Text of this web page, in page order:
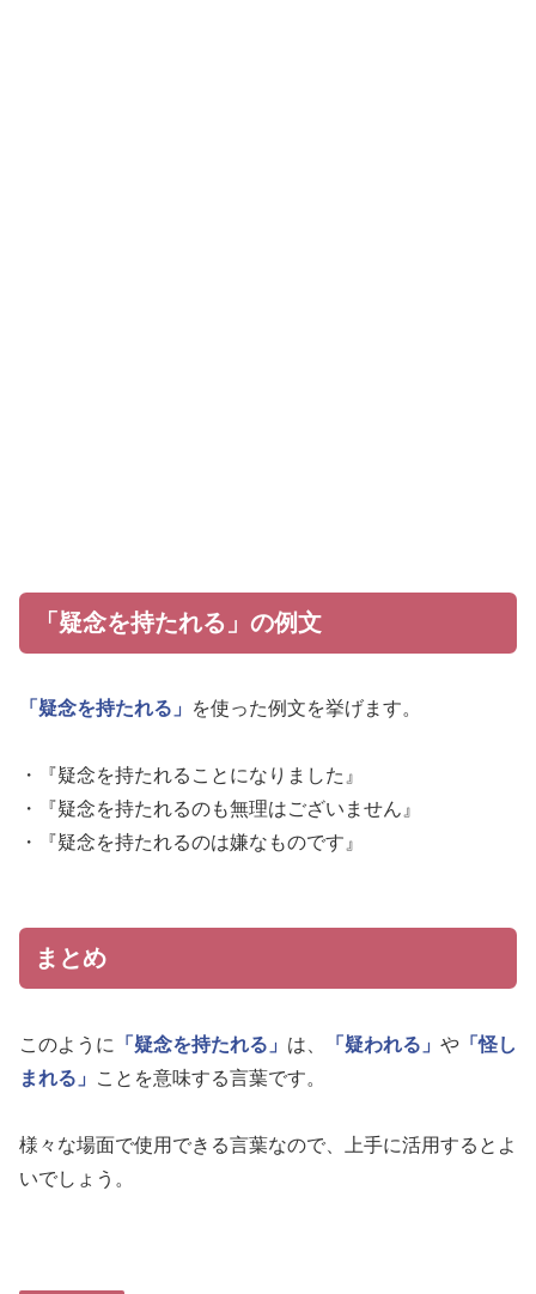
「疑念を持たれる」の例文
「疑念を持たれる」 を使った例文を挙げます。
・『疑念を持たれることになりました』
・『疑念を持たれるのも無理はございません』
・『疑念を持たれるのは嫌なものです』
まとめ
このように 「疑念を持たれる」 は、 「疑われる」 や 「怪し
まれる」
ことを意味する言葉です。
様々な場面で使用できる言葉なので、上手に活用するとよ
いでしょう。